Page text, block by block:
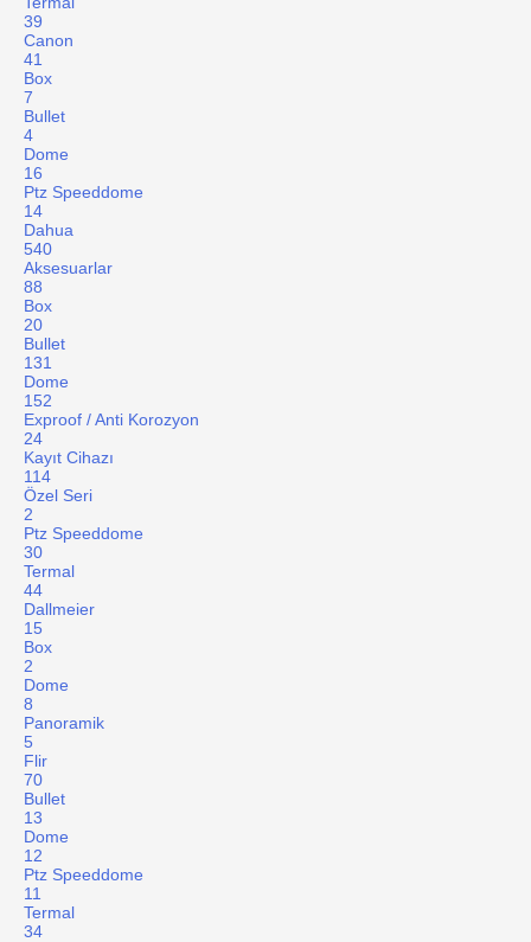
39
Canon
41
Box
7
Bullet
4
Dome
16
Ptz Speeddome
14
Dahua
540
Aksesuarlar
88
Box
20
Bullet
131
Dome
152
Exproof / Anti Korozyon
24
Kayıt Cihazı
114
Özel Seri
2
Ptz Speeddome
30
Termal
44
Dallmeier
15
Box
2
Dome
8
Panoramik
5
Flir
70
Bullet
13
Dome
12
Ptz Speeddome
11
Termal
34